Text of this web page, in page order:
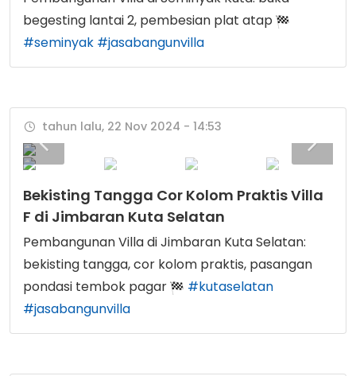
begesting lantai 2, pembesian plat atap
#seminyak #jasabangunvilla
tahun lalu, 22 Nov 2024 - 14:53
Bekisting Tangga Cor Kolom Praktis Villa
F di Jimbaran Kuta Selatan
Pembangunan Villa di Jimbaran Kuta Selatan:
bekisting tangga, cor kolom praktis, pasangan
pondasi tembok pagar
#kutaselatan
#jasabangunvilla